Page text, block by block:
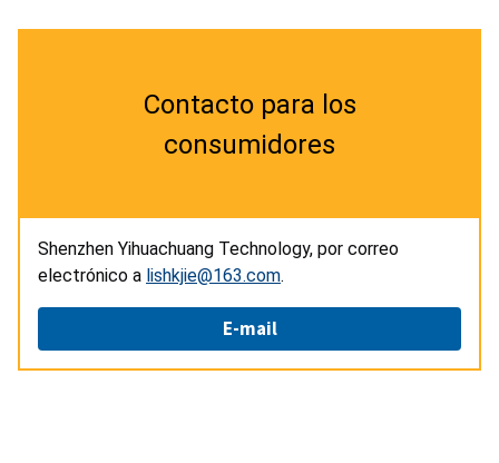
Contacto para los
consumidores
Shenzhen Yihuachuang Technology, por correo
electrónico a lishkjie@163.com.
E-mail